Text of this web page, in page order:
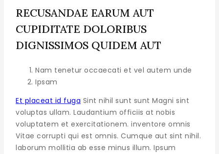
RECUSANDAE EARUM AUT
CUPIDITATE DOLORIBUS
DIGNISSIMOS QUIDEM AUT
Nam tenetur occaecati et vel autem unde
Ipsam
Et placeat id fuga Sint nihil sunt sunt Magni sint
voluptas ullam. Laudantium officiis at nobis
voluptatem et exercitationem. inventore omnis
Vitae corrupti qui est omnis. Cumque aut sint nihil.
laborum mollitia ab esse minus illum. Ipsum